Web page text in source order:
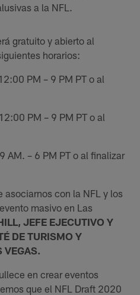
a la NFL.
gratuito y abierto al
horarios:
PM – 9 PM PT o al
PM – 9 PM PT o al
– 6 PM PT o al finalizar
con la NFL y los
masivo en Las
JEFE EJECUTIVO Y
DE TURISMO Y
VEGAS.
en crear eventos
que el NFL Draft 2020